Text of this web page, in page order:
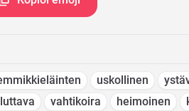
uskollinen
vahtikoira heimoinen